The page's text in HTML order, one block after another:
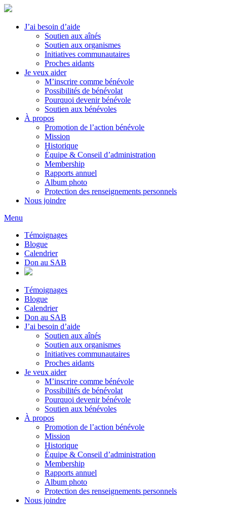
J’ai besoin d’aide
Soutien aux aînés
Soutien aux organismes
Initiatives communautaires
Proches aidants
Je veux aider
M’inscrire comme bénévole
Possibilités de bénévolat
Pourquoi devenir bénévole
Soutien aux bénévoles
À propos
Promotion de l’action bénévole
Mission
Historique
Équipe & Conseil d’administration
Membership
Rapports annuel
Album photo
Protection des renseignements personnels
Nous joindre
Menu
Témoignages
Blogue
Calendrier
Don au SAB
Témoignages
Blogue
Calendrier
Don au SAB
J’ai besoin d’aide
Soutien aux aînés
Soutien aux organismes
Initiatives communautaires
Proches aidants
Je veux aider
M’inscrire comme bénévole
Possibilités de bénévolat
Pourquoi devenir bénévole
Soutien aux bénévoles
À propos
Promotion de l’action bénévole
Mission
Historique
Équipe & Conseil d’administration
Membership
Rapports annuel
Album photo
Protection des renseignements personnels
Nous joindre